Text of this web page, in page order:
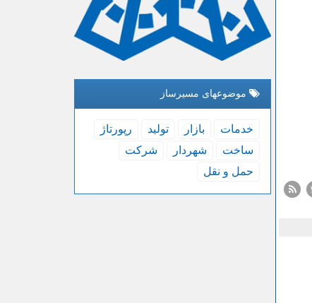
موضوعهای مسیرساز
خدمات بازار تولید
رپورتاژ
ساخت
شهردار
شركت
حمل و نقل